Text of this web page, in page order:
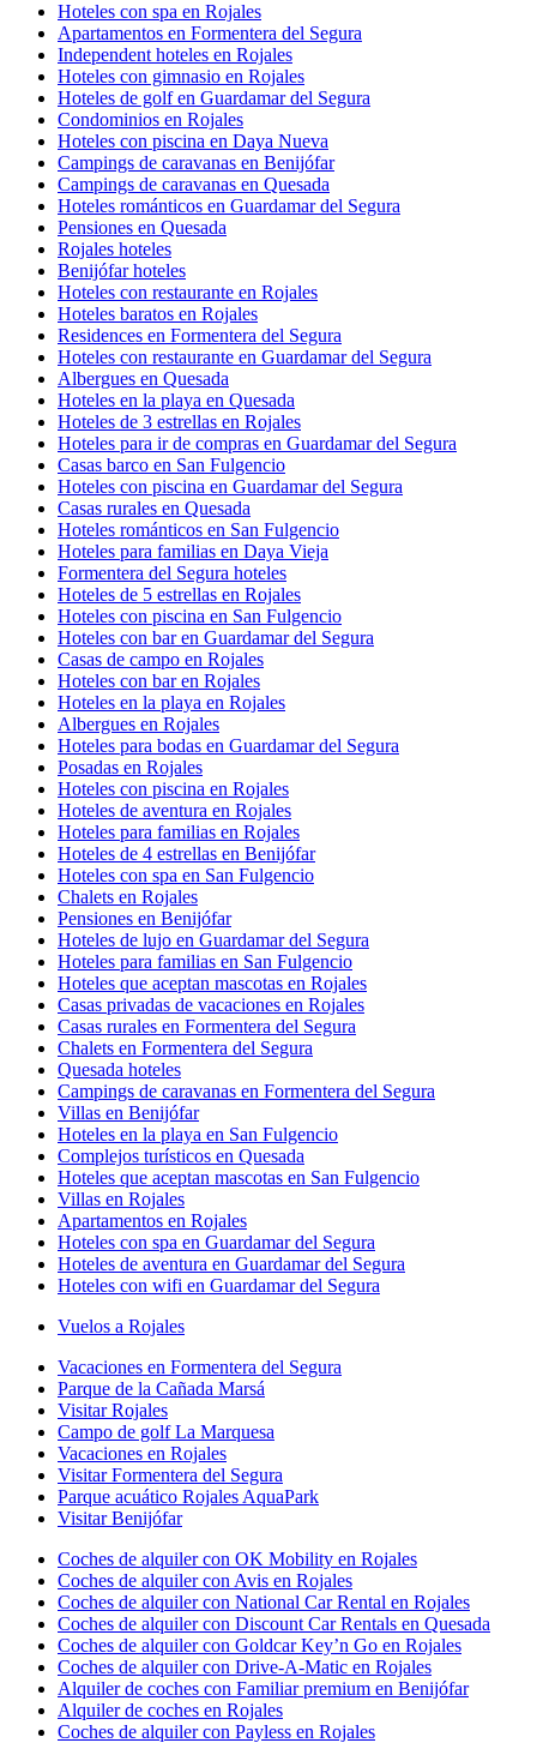
Hoteles con spa en Rojales
Apartamentos en Formentera del Segura
Independent hoteles en Rojales
Hoteles con gimnasio en Rojales
Hoteles de golf en Guardamar del Segura
Condominios en Rojales
Hoteles con piscina en Daya Nueva
Campings de caravanas en Benijófar
Campings de caravanas en Quesada
Hoteles románticos en Guardamar del Segura
Pensiones en Quesada
Rojales hoteles
Benijófar hoteles
Hoteles con restaurante en Rojales
Hoteles baratos en Rojales
Residences en Formentera del Segura
Hoteles con restaurante en Guardamar del Segura
Albergues en Quesada
Hoteles en la playa en Quesada
Hoteles de 3 estrellas en Rojales
Hoteles para ir de compras en Guardamar del Segura
Casas barco en San Fulgencio
Hoteles con piscina en Guardamar del Segura
Casas rurales en Quesada
Hoteles románticos en San Fulgencio
Hoteles para familias en Daya Vieja
Formentera del Segura hoteles
Hoteles de 5 estrellas en Rojales
Hoteles con piscina en San Fulgencio
Hoteles con bar en Guardamar del Segura
Casas de campo en Rojales
Hoteles con bar en Rojales
Hoteles en la playa en Rojales
Albergues en Rojales
Hoteles para bodas en Guardamar del Segura
Posadas en Rojales
Hoteles con piscina en Rojales
Hoteles de aventura en Rojales
Hoteles para familias en Rojales
Hoteles de 4 estrellas en Benijófar
Hoteles con spa en San Fulgencio
Chalets en Rojales
Pensiones en Benijófar
Hoteles de lujo en Guardamar del Segura
Hoteles para familias en San Fulgencio
Hoteles que aceptan mascotas en Rojales
Casas privadas de vacaciones en Rojales
Casas rurales en Formentera del Segura
Chalets en Formentera del Segura
Quesada hoteles
Campings de caravanas en Formentera del Segura
Villas en Benijófar
Hoteles en la playa en San Fulgencio
Complejos turísticos en Quesada
Hoteles que aceptan mascotas en San Fulgencio
Villas en Rojales
Apartamentos en Rojales
Hoteles con spa en Guardamar del Segura
Hoteles de aventura en Guardamar del Segura
Hoteles con wifi en Guardamar del Segura
Vuelos a Rojales
Vacaciones en Formentera del Segura
Parque de la Cañada Marsá
Visitar Rojales
Campo de golf La Marquesa
Vacaciones en Rojales
Visitar Formentera del Segura
Parque acuático Rojales AquaPark
Visitar Benijófar
Coches de alquiler con OK Mobility en Rojales
Coches de alquiler con Avis en Rojales
Coches de alquiler con National Car Rental en Rojales
Coches de alquiler con Discount Car Rentals en Quesada
Coches de alquiler con Goldcar Key’n Go en Rojales
Coches de alquiler con Drive-A-Matic en Rojales
Alquiler de coches con Familiar premium en Benijófar
Alquiler de coches en Rojales
Coches de alquiler con Payless en Rojales